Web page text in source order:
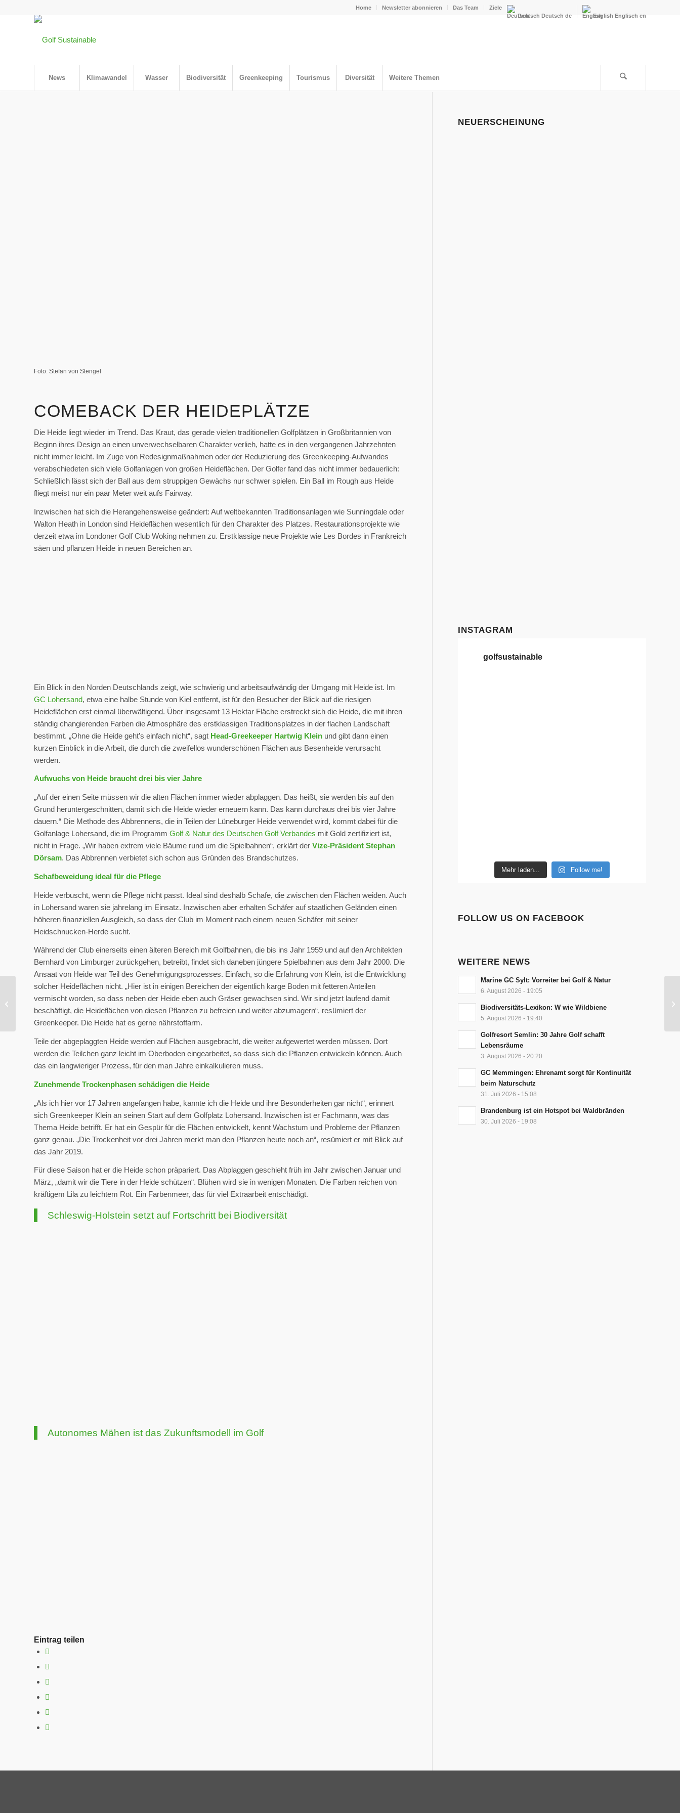
Home Newsletter abonnieren Das Team
Ziele
Deutsch Deutsch de English Englisch en
News Klimawandel Wasser Biodiversität Greenkeeping Tourismus Diversität Weitere Themen
Foto: Stefan von Stengel
COMEBACK DER HEIDEPLÄTZE
Die Heide liegt wieder im Trend. Das Kraut, das gerade vielen traditionellen Golfplätzen in Großbritannien von
Beginn ihres Design an einen unverwechselbaren Charakter verlieh, hatte es in den vergangenen Jahrzehnten
nicht immer leicht. Im Zuge von Redesignmaßnahmen oder der Reduzierung des Greenkeeping-Aufwandes
verabschiedeten sich viele Golfanlagen von großen Heideflächen. Der Golfer fand das nicht immer bedauerlich:
Schließlich lässt sich der Ball aus dem struppigen Gewächs nur schwer spielen. Ein Ball im Rough aus Heide
fliegt meist nur ein paar Meter weit aufs Fairway.
Inzwischen hat sich die Herangehensweise geändert: Auf weltbekannten Traditionsanlagen wie Sunningdale oder
Walton Heath in London sind Heideflächen wesentlich für den Charakter des Platzes. Restaurationsprojekte wie
derzeit etwa im Londoner Golf Club Woking nehmen zu. Erstklassige neue Projekte wie Les Bordes in Frankreich
säen und pflanzen Heide in neuen Bereichen an.
Ein Blick in den Norden Deutschlands zeigt, wie schwierig und arbeitsaufwändig der Umgang mit Heide ist. Im
GC Lohersand, etwa eine halbe Stunde von Kiel entfernt, ist für den Besucher der Blick auf die riesigen
Heideflächen erst einmal überwältigend. Über insgesamt 13 Hektar Fläche erstreckt sich die Heide, die mit ihren
ständig changierenden Farben die Atmosphäre des erstklassigen Traditionsplatzes in der flachen Landschaft
bestimmt. „Ohne die Heide geht’s einfach nicht“, sagt Head-Greekeeper Hartwig Klein und gibt dann einen
kurzen Einblick in die Arbeit, die durch die zweifellos wunderschönen Flächen aus Besenheide verursacht
werden.
Aufwuchs von Heide braucht drei bis vier Jahre
„Auf der einen Seite müssen wir die alten Flächen immer wieder abplaggen. Das heißt, sie werden bis auf den
Grund heruntergeschnitten, damit sich die Heide wieder erneuern kann. Das kann durchaus drei bis vier Jahre
dauern.“ Die Methode des Abbrennens, die in Teilen der Lüneburger Heide verwendet wird, kommt dabei für die
Golfanlage Lohersand, die im Programm Golf & Natur des Deutschen Golf Verbandes mit Gold zertifiziert ist,
nicht in Frage. „Wir haben extrem viele Bäume rund um die Spielbahnen“, erklärt der Vize-Präsident Stephan
Dörsam. Das Abbrennen verbietet sich schon aus Gründen des Brandschutzes.
Schafbeweidung ideal für die Pflege
Heide verbuscht, wenn die Pflege nicht passt. Ideal sind deshalb Schafe, die zwischen den Flächen weiden. Auch
in Lohersand waren sie jahrelang im Einsatz. Inzwischen aber erhalten Schäfer auf staatlichen Geländen einen
höheren finanziellen Ausgleich, so dass der Club im Moment nach einem neuen Schäfer mit seiner
Heidschnucken-Herde sucht.
Während der Club einerseits einen älteren Bereich mit Golfbahnen, die bis ins Jahr 1959 und auf den Architekten
Bernhard von Limburger zurückgehen, betreibt, findet sich daneben jüngere Spielbahnen aus dem Jahr 2000. Die
Ansaat von Heide war Teil des Genehmigungsprozesses. Einfach, so die Erfahrung von Klein, ist die Entwicklung
solcher Heideflächen nicht. „Hier ist in einigen Bereichen der eigentlich karge Boden mit fetteren Anteilen
vermischt worden, so dass neben der Heide eben auch Gräser gewachsen sind. Wir sind jetzt laufend damit
beschäftigt, die Heideflächen von diesen Pflanzen zu befreien und weiter abzumagern“, resümiert der
Greenkeeper. Die Heide hat es gerne nährstoffarm.
Teile der abgeplaggten Heide werden auf Flächen ausgebracht, die weiter aufgewertet werden müssen. Dort
werden die Teilchen ganz leicht im Oberboden eingearbeitet, so dass sich die Pflanzen entwickeln können. Auch
das ein langwieriger Prozess, für den man Jahre einkalkulieren muss.
Zunehmende Trockenphasen schädigen die Heide
„Als ich hier vor 17 Jahren angefangen habe, kannte ich die Heide und ihre Besonderheiten gar nicht“, erinnert
sich Greenkeeper Klein an seinen Start auf dem Golfplatz Lohersand. Inzwischen ist er Fachmann, was das
Thema Heide betrifft. Er hat ein Gespür für die Flächen entwickelt, kennt Wachstum und Probleme der Pflanzen
ganz genau. „Die Trockenheit vor drei Jahren merkt man den Pflanzen heute noch an“, resümiert er mit Blick auf
das Jahr 2019.
Für diese Saison hat er die Heide schon präpariert. Das Abplaggen geschieht früh im Jahr zwischen Januar und
März, „damit wir die Tiere in der Heide schützen“. Blühen wird sie in wenigen Monaten. Die Farben reichen von
kräftigem Lila zu leichtem Rot. Ein Farbenmeer, das für viel Extraarbeit entschädigt.
Schleswig-Holstein setzt auf Fortschritt bei Biodiversität
Autonomes Mähen ist das Zukunftsmodell im Golf
Eintrag teilen
NEUERSCHEINUNG
INSTAGRAM
golfsustainable
Mehr laden... Follow me!
FOLLOW US ON FACEBOOK
WEITERE NEWS
Marine GC Sylt: Vorreiter bei Golf & Natur
6. August 2026 - 19:05
Biodiversitäts-Lexikon: W wie Wildbiene
5. August 2026 - 19:40
Golfresort Semlin: 30 Jahre Golf schafft
Lebensräume
3. August 2026 - 20:20
GC Memmingen: Ehrenamt sorgt für Kontinuität
beim Naturschutz
31. Juli 2026 - 15:08
Brandenburg ist ein Hotspot bei Waldbränden
30. Juli 2026 - 19:08
Naturoase im
Schwarzwald